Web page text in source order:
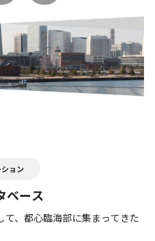
ョン
ベース
て、都心臨海部に集まってきた